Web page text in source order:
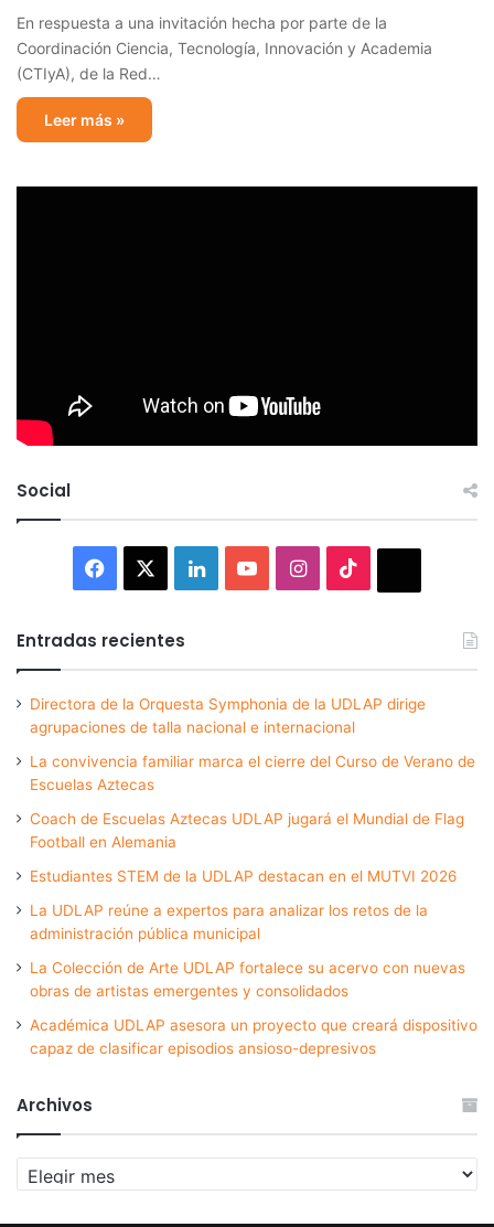
En respuesta a una invitación hecha por parte de la
Coordinación Ciencia, Tecnología, Innovación y Academia
(CTIyA), de la Red…
Leer más »
Social
Facebook LinkedInYouTubeInstagram
Entradas recientes
Directora de la Orquesta Symphonia de la UDLAP dirige
agrupaciones de talla nacional e internacional
La convivencia familiar marca el cierre del Curso de Verano de
Escuelas Aztecas
Coach de Escuelas Aztecas UDLAP jugará el Mundial de Flag
Football en Alemania
Estudiantes STEM de la UDLAP destacan en el MUTVI 2026
La UDLAP reúne a expertos para analizar los retos de la
administración pública municipal
La Colección de Arte UDLAP fortalece su acervo con nuevas
obras de artistas emergentes y consolidados
Académica UDLAP asesora un proyecto que creará dispositivo
capaz de clasificar episodios ansioso-depresivos
Archivos
Archivos